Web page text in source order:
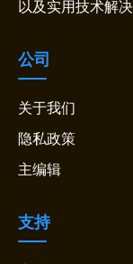
以及实用技术解
公司
关于我们
隐私政策
主编辑
支持